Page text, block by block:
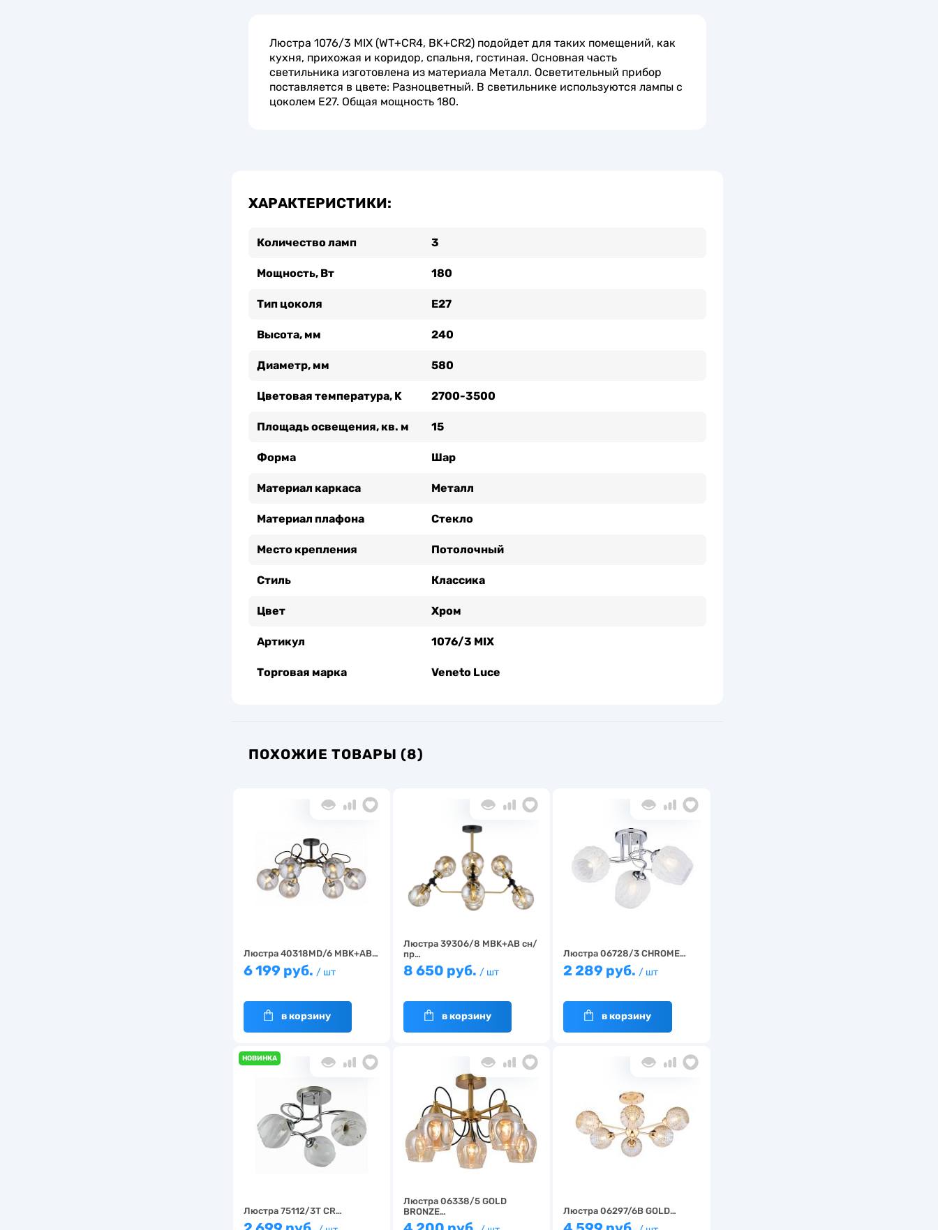
Люстра 1076/3 MIX (WT+CR4, BK+CR2) подойдет для таких помещений, как
кухня, прихожая и коридор, спальня, гостиная. Основная часть
светильника изготовлена из материала Металл. Осветительный прибор
поставляется в цвете: Разноцветный. В светильнике используются лампы с
цоколем E27. Общая мощность 180.
ХАРАКТЕРИСТИКИ:
Количество ламп 3
Мощность, Вт 180
Тип цоколя Е27
Высота, мм 240
Диаметр, мм 580
Цветовая температура, K 2700-3500
Площадь освещения, кв. м 15
Форма Шар
Материал каркаса Металл
Материал плафона Стекло
Место крепления Потолочный
Стиль Классика
Цвет Хром
Артикул 1076/3 MIX
Торговая марка Veneto Luce
ПОХОЖИЕ ТОВАРЫ (8)
Люстра 40318MD/6 MBK+AB…
6 199 руб. / шт
в корзину
Люстра 39306/8 MBK+AB сн/
пр…
8 650 руб. / шт
в корзину
Люстра 06728/3 CHROME…
2 289 руб. / шт
в корзину
НОВИНКА
Люстра 75112/3T CR…
Люстра 06338/5 GOLD
BRONZE…
Люстра 06297/6B GOLD…